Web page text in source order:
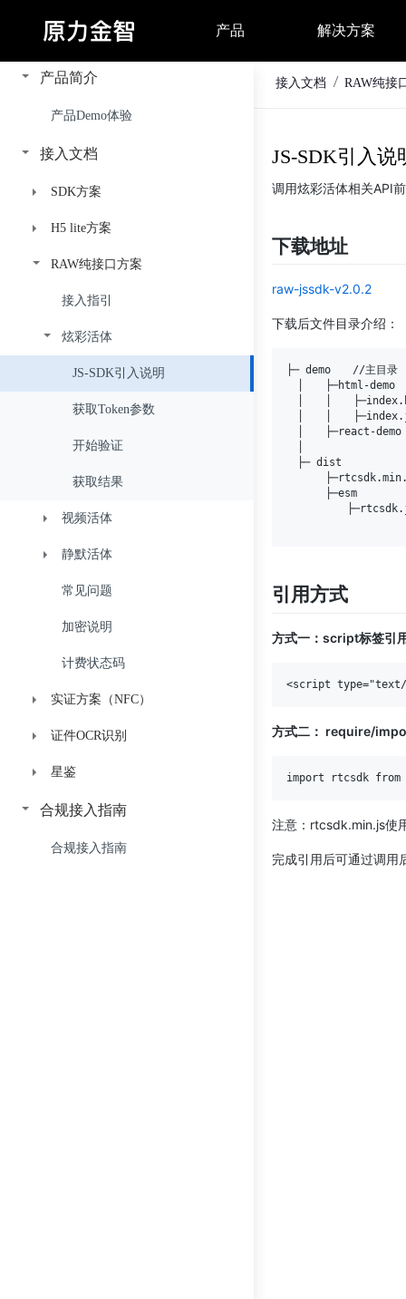
产品简介
产品Demo体验
接入文档
SDK方案
FinAuth增强版
接入指引
API接口
鉴权
获取token
活体验证 （仅活体不比对）
比对认证
加密说明
计费状态码
FinAuth基础版
接入指引
API接口
鉴权
获取token
比对认证
计费状态码
历史API接口（V2版本）
Detect API
verify2.0.6
FinAuth轻量版
接入指引
鉴权
数字身份验证API
加密说明
计费状态码
H5 lite方案
API接口
Plus版
接入指引
调用示例
获取Token
跳转活体验证地址
获取比对结果
回调说明
Plus版（意愿活体）
接入指引
获取Token
跳转活体验证地址
获取比对结果
回调说明
高级版（意愿活体）
接入指引
获取Token
跳转活体验证地址
回调说明
获取比对结果
基础版
接入指引
获取Token
跳转活体验证地址
获取比对结果
回调说明
加密说明
界面与兼容性说明
视频录制兼容性说明
RTC兼容性说明
App调用H5兼容性配置指引
验证流程页面UI定制
计费状态码
RAW纯接口方案
接入指引
炫彩活体
JS-SDK引入说明
获取Token参数
开始验证
获取结果
视频活体
获取随机数字验证码
上传读数视频进行活体验证
人脸比对
静默活体
上传录制视频进行活体验证
人脸比对
常见问题
加密说明
计费状态码
实证方案（NFC）
接入指引
API接入
鉴权
获取token
加密说明
计费状态码
证件OCR识别
身份证识别基础版接入
API接入
加密说明
身份证识别增强版接入
API接入
外国人永居证识别接入
星鉴
鉴权
星鉴API接口
合规接入指南
合规接入指南
接入文档 RAW纯接
JS-SDK引入说
调用炫彩活体相关API
下载地址
raw-jssdk-v2.0.2
下载后文件目录介绍：
├─ demo　　//主目录
│　　├─html-demo
│　　│　　
│　　│　　
│　　├─react-
├─ dist
├─rtcsdk.min.js　
├─esm
├─rtcsdk.js  //使
引用方式
方式一：script标签引
方式二： require/
注意：rtcsdk.min.js使
完成引用后可通过调用